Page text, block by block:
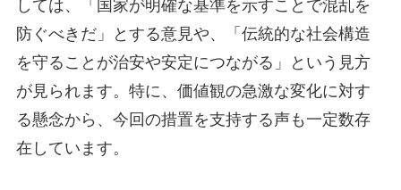
防ぐべきだ」とする意見や、「伝統的な社会構造
を守ることが治安や安定につながる」という見方
が見られます。特に、価値観の急激な変化に対す
る懸念から、今回の措置を支持する声も一定数存
在しています。